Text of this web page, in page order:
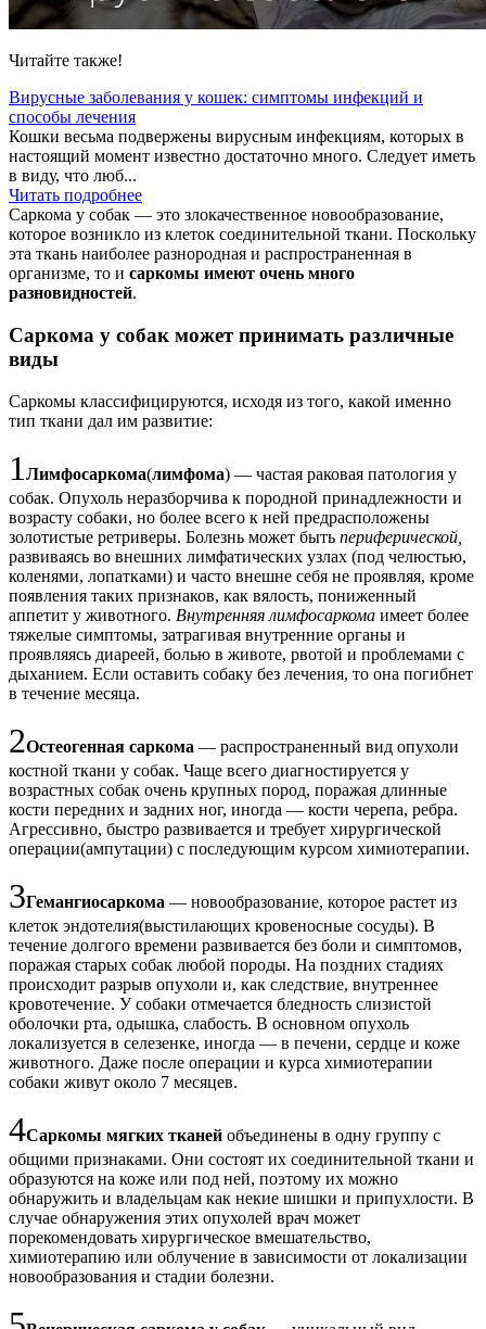
Читайте также!
Вирусные заболевания у кошек: симптомы инфекций и
способы лечения
Кошки весьма подвержены вирусным инфекциям, которых в
настоящий момент известно достаточно много. Следует иметь
в виду, что люб...
Читать подробнее
Саркома у собак — это злокачественное новообразование,
которое возникло из клеток соединительной ткани. Поскольку
эта ткань наиболее разнородная и распространенная в
организме, то и саркомы имеют очень много
разновидностей.
Саркома у собак может принимать различные
виды
Саркомы классифицируются, исходя из того, какой именно
тип ткани дал им развитие:
1 Лимфосаркома(лимфома) — частая раковая патология у
собак. Опухоль неразборчива к породной принадлежности и
возрасту собаки, но более всего к ней предрасположены
золотистые ретриверы. Болезнь может быть периферической,
развиваясь во внешних лимфатических узлах (под челюстью,
коленями, лопатками) и часто внешне себя не проявляя, кроме
появления таких признаков, как вялость, пониженный
аппетит у животного. Внутренняя лимфосаркома имеет более
тяжелые симптомы, затрагивая внутренние органы и
проявляясь диареей, болью в животе, рвотой и проблемами с
дыханием. Если оставить собаку без лечения, то она погибнет
в течение месяца.
2Остеогенная саркома — распространенный вид опухоли
костной ткани у собак. Чаще всего диагностируется у
возрастных собак очень крупных пород, поражая длинные
кости передних и задних ног, иногда — кости черепа, ребра.
Агрессивно, быстро развивается и требует хирургической
операции(ампутации) с последующим курсом химиотерапии.
3Гемангиосаркома — новообразование, которое растет из
клеток эндотелия(выстилающих кровеносные сосуды). В
течение долгого времени развивается без боли и симптомов,
поражая старых собак любой породы. На поздних стадиях
происходит разрыв опухоли и, как следствие, внутреннее
кровотечение. У собаки отмечается бледность слизистой
оболочки рта, одышка, слабость. В основном опухоль
локализуется в селезенке, иногда — в печени, сердце и коже
животного. Даже после операции и курса химиотерапии
собаки живут около 7 месяцев.
4Саркомы мягких тканей объединены в одну группу с
общими признаками. Они состоят их соединительной ткани и
образуются на коже или под ней, поэтому их можно
обнаружить и владельцам как некие шишки и припухлости. В
случае обнаружения этих опухолей врач может
порекомендовать хирургическое вмешательство,
химиотерапию или облучение в зависимости от локализации
новообразования и стадии болезни.